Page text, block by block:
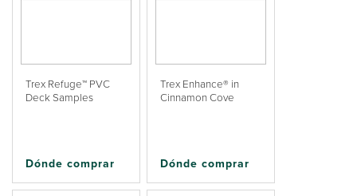
Trex Refuge™ PVC
Deck Samples
Dónde comprar
Trex Enhance® in
Cinnamon Cove
Dónde comprar